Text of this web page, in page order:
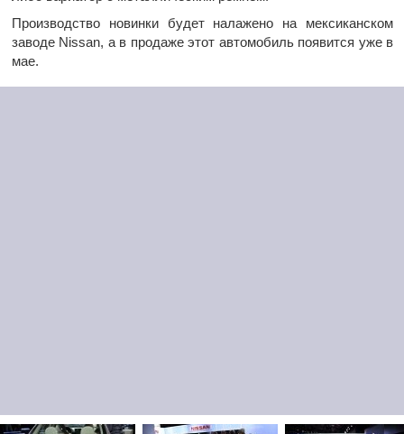
Производство новинки будет налажено на мексиканском
заводе Nissan, а в продаже этот автомобиль появится уже в
мае.